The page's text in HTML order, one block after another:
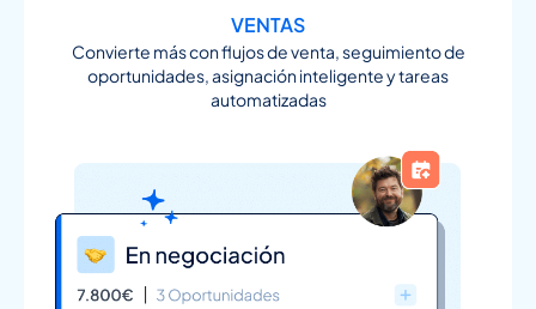
VENTAS
Convierte más con flujos de venta, seguimiento de
oportunidades, asignación inteligente y tareas
automatizadas